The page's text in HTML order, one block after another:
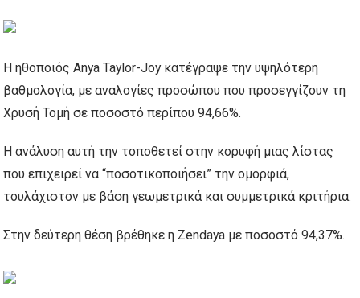
H ηθοποιός Anya Taylor-Joy κατέγραψε την υψηλότερη
βαθμολογία, με αναλογίες προσώπου που προσεγγίζουν τη
Χρυσή Τομή σε ποσοστό περίπου 94,66%.
Η ανάλυση αυτή την τοποθετεί στην κορυφή μιας λίστας
που επιχειρεί να “ποσοτικοποιήσει” την ομορφιά,
τουλάχιστον με βάση γεωμετρικά και συμμετρικά κριτήρια.
Στην δεύτερη θέση βρέθηκε η Zendaya με ποσοστό 94,37%.